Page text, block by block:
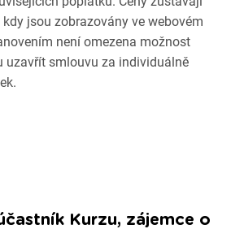
jsou zobrazovány ve webovém
není omezena možnost
uzavřít smlouvu za individuálně
Kurzu, zájemce o